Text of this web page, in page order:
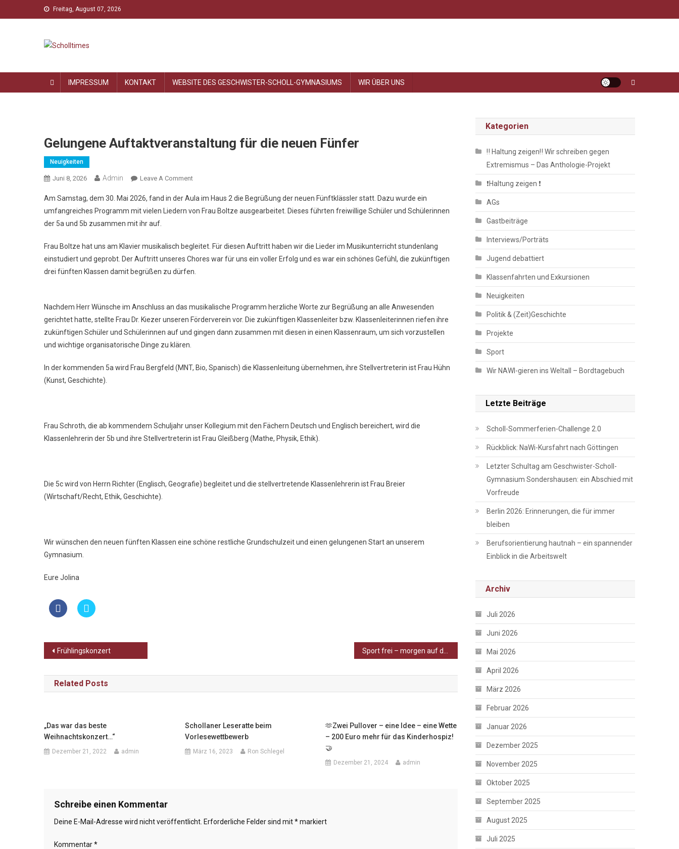
to
Freitag, August 07, 2026
IMPRESSUM KONTAKT WEBSITE DES GESCHWISTER-SCHOLL-GYMNASIUMS WIR ÜBER UNS
Gelungene Auftaktveranstaltung für die neuen Fünfer
Neuigkeiten
Juni 8, 2026 Admin Leave A CommentOn
Auftaktveranstaltung
Für
Fünfer
Am Samstag, dem 30. Mai 2026, fand in der Aula im Haus 2 die Begrüßung der neuen Fünftklässler statt. Dazu wurde ein
umfangreiches Programm mit vielen Liedern von Frau Boltze ausgearbeitet. Dieses führten freiwillige Schüler und Schülerinnen
der 5a und 5b zusammen mit ihr auf.
Frau Boltze hat uns am Klavier musikalisch begleitet. Für diesen Auftritt haben wir die Lieder im Musikunterricht stundenlang
einstudiert und geprobt. Der Auftritt unseres Chores war für uns ein voller Erfolg und es war ein schönes Gefühl, die zukünftigen
drei fünften Klassen damit begrüßen zu dürfen.
Nachdem Herr Wünsche im Anschluss an das musikalische Programm herzliche Worte zur Begrüßung an alle Anwesenden
gerichtet hatte, stellte Frau Dr. Kiezer unseren Förderverein vor. Die zukünftigen Klassenleiter bzw. Klassenleiterinnen riefen ihre
zukünftigen Schüler und Schülerinnen auf und gingen dann zusammen mit diesen in einen Klassenraum, um sich vorzustellen
und wichtige organisatorische Dinge zu klären.
In der kommenden 5a wird Frau Bergfeld (MNT, Bio, Spanisch) die Klassenleitung übernehmen, ihre Stellvertreterin ist Frau Hühn
(Kunst, Geschichte).
Frau Schroth, die ab kommendem Schuljahr unser Kollegium mit den Fächern Deutsch und Englisch bereichert, wird die
Klassenlehrerin der 5b und ihre Stellvertreterin ist Frau Gleißberg (Mathe, Physik, Ethik).
Die 5c wird von Herrn Richter (Englisch, Geografie) begleitet und die stellvertretende Klassenlehrerin ist Frau Breier
(Wirtschaft/Recht, Ethik, Geschichte).
Wir wünschen den neuen fünften Klassen eine schöne restliche Grundschulzeit und einen gelungenen Start an unserem
Gymnasium.
Eure Jolina
Beitragsnavigation
Frühlingskonzert
Related Posts
„Das war das beste
Weihnachtskonzert…“
Dezember 21, 2022 admin
Schollaner Leseratte beim
Vorlesewettbewerb
März 16, 2023 Ron Schlegel
🫶Zwei Pullover – eine Idee – eine Wette
– 200 Euro mehr für das Kinderhospiz!
🤝
Dezember 21, 2024 admin
Schreibe einen Kommentar
Deine E-Mail-Adresse wird nicht veröffentlicht. Erforderliche Felder sind mit*markiert
Kommentar*
Kategorien
‼️ Haltung zeigen‼️ Wir schreiben gegen
Extremismus – Das Anthologie-Projekt
❗️Haltung zeigen ❗️
AGs
Gastbeiträge
Interviews/Porträts
Jugend debattiert
Klassenfahrten und Exkursionen
Neuigkeiten
Politik & (Zeit)Geschichte
Projekte
Sport
Wir NAWI-gieren ins Weltall – Bordtagebuch
Letzte Beiträge
Scholl-Sommerferien-Challenge 2.0
Rückblick: NaWi-Kursfahrt nach Göttingen
Letzter Schultag am Geschwister-Scholl-
Gymnasium Sondershausen: ein Abschied mit
Vorfreude
Berlin 2026: Erinnerungen, die für immer
bleiben
Berufsorientierung hautnah – ein spannender
Einblick in die Arbeitswelt
Archiv
Juli 2026
Juni 2026
Mai 2026
April 2026
März 2026
Februar 2026
Januar 2026
Dezember 2025
November 2025
Oktober 2025
September 2025
August 2025
Juli 2025